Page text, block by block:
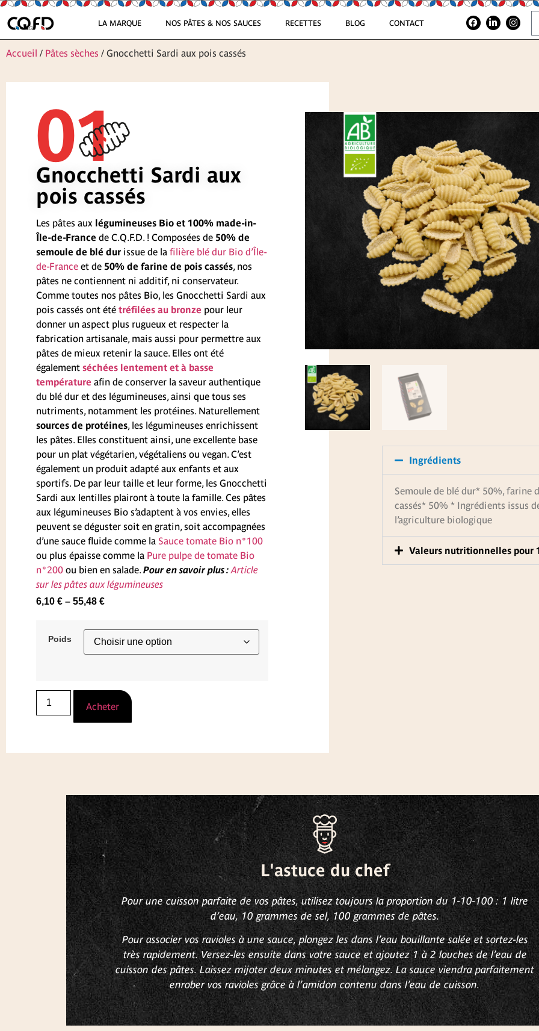
LA MARQUE NOS PÂTES & NOS SAUCES RECETTES BLOG CONTACT
Accueil / Pâtes sèches / Gnocchetti Sardi aux pois cassés
01
Gnocchetti Sardi aux
pois cassés
Les pâtes aux légumineuses Bio et 100% made-in-
Île-de-France de C.Q.F.D. ! Composées de 50% de
semoule de blé dur issue de la filière blé dur Bio d’Île-
de-France et de 50% de farine de pois cassés, nos
pâtes ne contiennent ni additif, ni conservateur.
Comme toutes nos pâtes Bio, les Gnocchetti Sardi aux
pois cassés ont été tréfilées au bronze pour leur
donner un aspect plus rugueux et respecter la
fabrication artisanale, mais aussi pour permettre aux
pâtes de mieux retenir la sauce. Elles ont été
également séchées lentement et à basse
température afin de conserver la saveur authentique
du blé dur et des légumineuses, ainsi que tous ses
nutriments, notamment les protéines. Naturellement
sources de protéines, les légumineuses enrichissent
les pâtes. Elles constituent ainsi, une excellente base
pour un plat végétarien, végétaliens ou vegan. C’est
également un produit adapté aux enfants et aux
sportifs. De par leur taille et leur forme, les Gnocchetti
Sardi aux lentilles plairont à toute la famille. Ces pâtes
aux légumineuses Bio s’adaptent à vos envies, elles
peuvent se déguster soit en gratin, soit accompagnées
d’une sauce fluide comme la Sauce tomate Bio n°100
ou plus épaisse comme la Pure pulpe de tomate Bio
n°200 ou bien en salade. Pour en savoir plus :Article
sur les pâtes aux légumineuses
6,10 € – 55,48 €
Poids
Acheter
Ingrédients
Semoule de blé dur* 50%, farine
cassés* 50% * Ingrédients issus
l’agriculture biologique
Valeurs nutritionnelles pour
L'astuce du chef
Pour une cuisson parfaite de vos pâtes, utilisez toujours la proportion du 1-10-100 : 1 litre
d’eau, 10 grammes de sel, 100 grammes de pâtes.
Pour associer vos ravioles à une sauce, plongez les dans l’eau bouillante salée et sortez-les
très rapidement. Versez-les ensuite dans votre sauce et ajoutez 1 à 2 louches de l’eau de
cuisson des pâtes. Laissez mijoter deux minutes et mélangez. La sauce viendra parfaitement
enrober vos ravioles grâce à l’amidon contenu dans l’eau de cuisson.